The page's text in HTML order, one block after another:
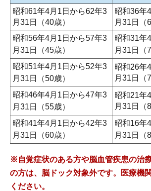
昭和61年4月1日から62年3
月31日（40歳）
昭和36年
月31日（
昭和56年4月1日から57年3
月31日（45歳）
昭和31年
月31日（
昭和51年4月1日から52年3
月31日（50歳）
昭和26年
月31日（
昭和46年4月1日から47年3
月31日（55歳）
昭和21年
月31日（
昭和41年4月1日から42年3
月31日（60歳）
昭和16年
月31日（
※自覚症状のある方や脳血管疾患の治
の方は、 脳ドック対象外です。医療機
ください。